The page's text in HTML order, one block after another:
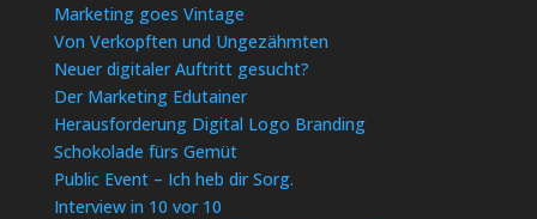
Marketing goes Vintage
Von Verkopften und Ungezähmten
Neuer digitaler Auftritt gesucht?
Der Marketing Edutainer
Herausforderung Digital Logo Branding
Schokolade fürs Gemüt
Public Event – Ich heb dir Sorg.
Interview in 10 vor 10